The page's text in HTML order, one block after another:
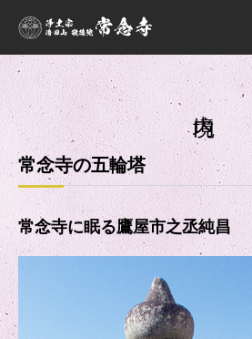
常念寺について
境内
年間行事
常念寺の五輪塔
常念寺に眠る鷹屋市之丞純昌